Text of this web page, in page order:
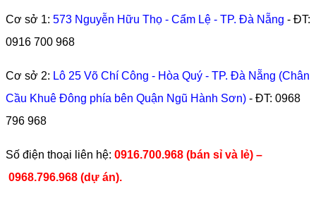
Cơ sở 1: 573 Nguyễn Hữu Thọ - Cẩm Lệ - TP. Đà Nẵng - ĐT:
0916 700 968
Cơ sở 2: Lô 25 Võ Chí Công - Hòa Quý - TP. Đà Nẵng (Chân
Cầu Khuê Đông phía bên Quận Ngũ Hành Sơn) - ĐT: 0968
796 968
​Số điện thoại liên hệ: 0916.700.968 (bán sỉ và lẻ) –
0968.796.968 (dự án).